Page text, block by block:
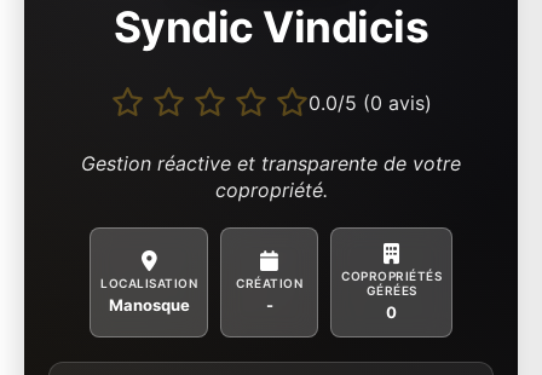
Syndic Vindicis
0.0/5 (0 avis)
Gestion réactive et transparente de votre
copropriété.
LOCALISATION
Manosque
CRÉATION
-
COPROPRIÉTÉS
GÉRÉES
0